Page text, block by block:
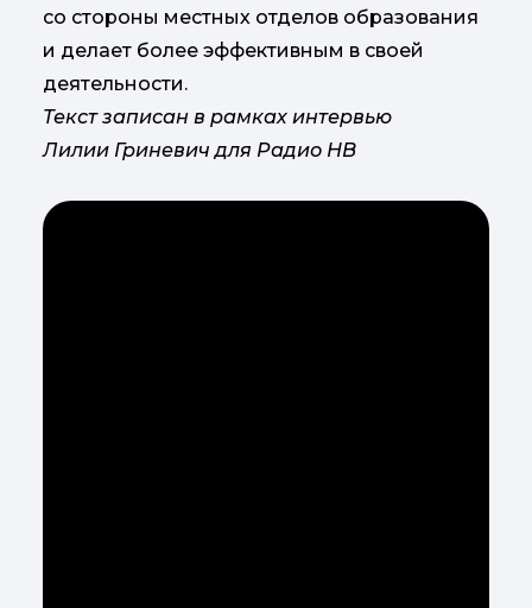
со стороны местных отделов образования
и делает более эффективным в своей
деятельности.
Текст записан в рамках интервью
Лилии Гриневичдля Радио НВ